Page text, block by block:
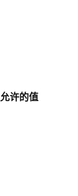
允许的值